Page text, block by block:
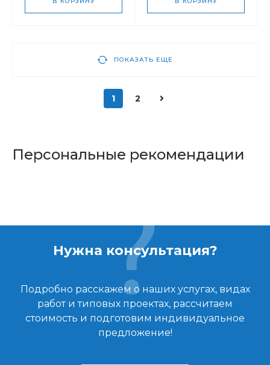
ПОКАЗАТЬ ЕЩЕ
1 2
Персональные рекомендации
Нужна консультация?
Подробно расскажем о наших услугах, видах
работ и типовых проектах, рассчитаем
стоимость и подготовим индивидуальное
предложение!